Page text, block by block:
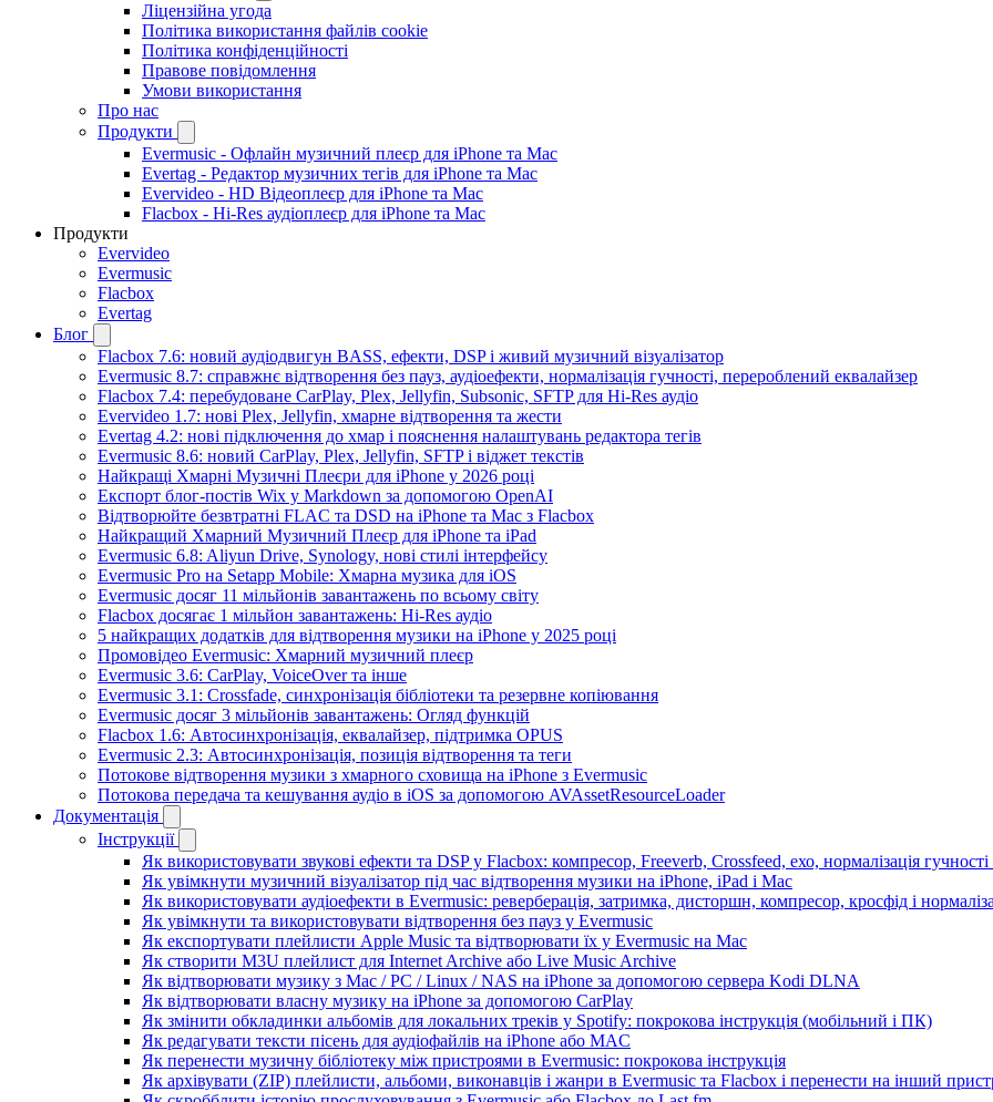
Ліцензійна угода
Політика використання файлів cookie
Політика конфіденційності
Правове повідомлення
Умови використання
Про нас
Продукти
Evermusic - Офлайн музичний плеєр для iPhone та Mac
Evertag - Редактор музичних тегів для iPhone та Mac
Evervideo - HD Відеоплеєр для iPhone та Mac
Flacbox - Hi-Res аудіоплеєр для iPhone та Mac
Продукти
Evervideo
Evermusic
Flacbox
Evertag
Блог
Flacbox 7.6: новий аудіодвигун BASS, ефекти, DSP і живий музичний візуалізатор
Evermusic 8.7: справжнє відтворення без пауз, аудіоефекти, нормалізація гучності, перероблений еквалайзер
Flacbox 7.4: перебудоване CarPlay, Plex, Jellyfin, Subsonic, SFTP для Hi-Res аудіо
Evervideo 1.7: нові Plex, Jellyfin, хмарне відтворення та жести
Evertag 4.2: нові підключення до хмар і пояснення налаштувань редактора тегів
Evermusic 8.6: новий CarPlay, Plex, Jellyfin, SFTP і віджет текстів
Найкращі Хмарні Музичні Плеєри для iPhone у 2026 році
Експорт блог-постів Wix у Markdown за допомогою OpenAI
Відтворюйте безвтратні FLAC та DSD на iPhone та Mac з Flacbox
Найкращий Хмарний Музичний Плеєр для iPhone та iPad
Evermusic 6.8: Aliyun Drive, Synology, нові стилі інтерфейсу
Evermusic Pro на Setapp Mobile: Хмарна музика для iOS
Evermusic досяг 11 мільйонів завантажень по всьому світу
Flacbox досягає 1 мільйон завантажень: Hi-Res аудіо
5 найкращих додатків для відтворення музики на iPhone у 2025 році
Промовідео Evermusic: Хмарний музичний плеєр
Evermusic 3.6: CarPlay, VoiceOver та інше
Evermusic 3.1: Crossfade, синхронізація бібліотеки та резервне копіювання
Evermusic досяг 3 мільйонів завантажень: Огляд функцій
Flacbox 1.6: Автосинхронізація, еквалайзер, підтримка OPUS
Evermusic 2.3: Автосинхронізація, позиція відтворення та теги
Потокове відтворення музики з хмарного сховища на iPhone з Evermusic
Потокова передача та кешування аудіо в iOS за допомогою AVAssetResourceLoader
Документація
Інструкції
Як використовувати звукові ефекти та DSP у Flacbox: компресор, Freeverb, Crossfeed, ехо, нормалізація гучності
Як увімкнути музичний візуалізатор під час відтворення музики на iPhone, iPad і Mac
Як використовувати аудіоефекти в Evermusic: реверберація, затримка, дисторшн, компресор, кросфід і
Як увімкнути та використовувати відтворення без пауз у Evermusic
Як експортувати плейлисти Apple Music та відтворювати їх у Evermusic на Mac
Як створити M3U плейлист для Internet Archive або Live Music Archive
Як відтворювати музику з Mac / PC / Linux / NAS на iPhone за допомогою сервера Kodi DLNA
Як відтворювати власну музику на iPhone за допомогою CarPlay
Як змінити обкладинки альбомів для локальних треків у Spotify: покрокова інструкція (мобільний і ПК)
Як редагувати тексти пісень для аудіофайлів на iPhone або MAC
Як перенести музичну бібліотеку між пристроями в Evermusic: покрокова інструкція
Як архівувати (ZIP) плейлисти, альбоми, виконавців і жанри в Evermusic та Flacbox і перенести на інший